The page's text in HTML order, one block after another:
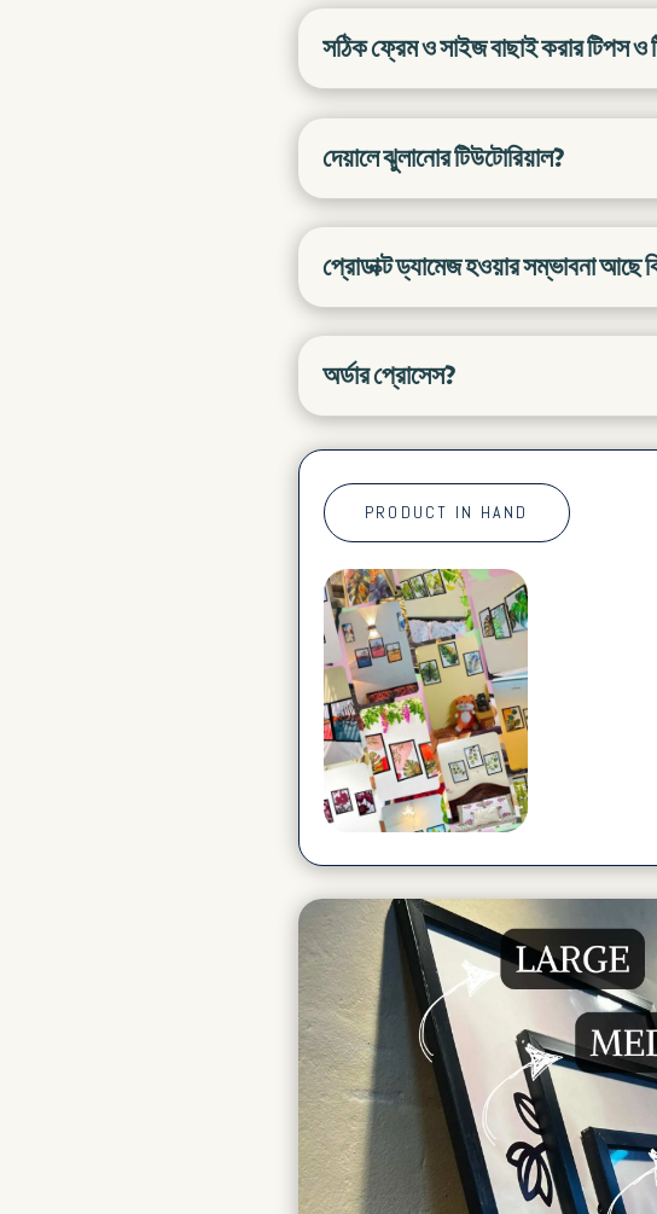
সঠিক ফ্রেম ও সাইজ বাছাই করার টিপস ও
দেয়ালে ঝুলানোর টিউটোরিয়াল?
প্রোডাক্ট ড্যামেজ হওয়ার সম্ভাবনা আছে
অর্ডার প্রোসেস?
PRODUCT IN HAND